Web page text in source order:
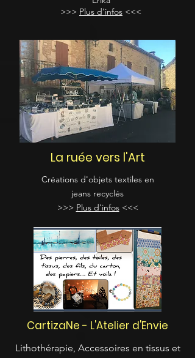
>>> Plus d'infos <<<
La ruée vers l'Art
Créations d'objets textiles en
jeans recyclés
>>> Plus d'infos<<<
CartizaNe - L'Atelier d'Envie
Lithothérapie, Accessoires en tissus et